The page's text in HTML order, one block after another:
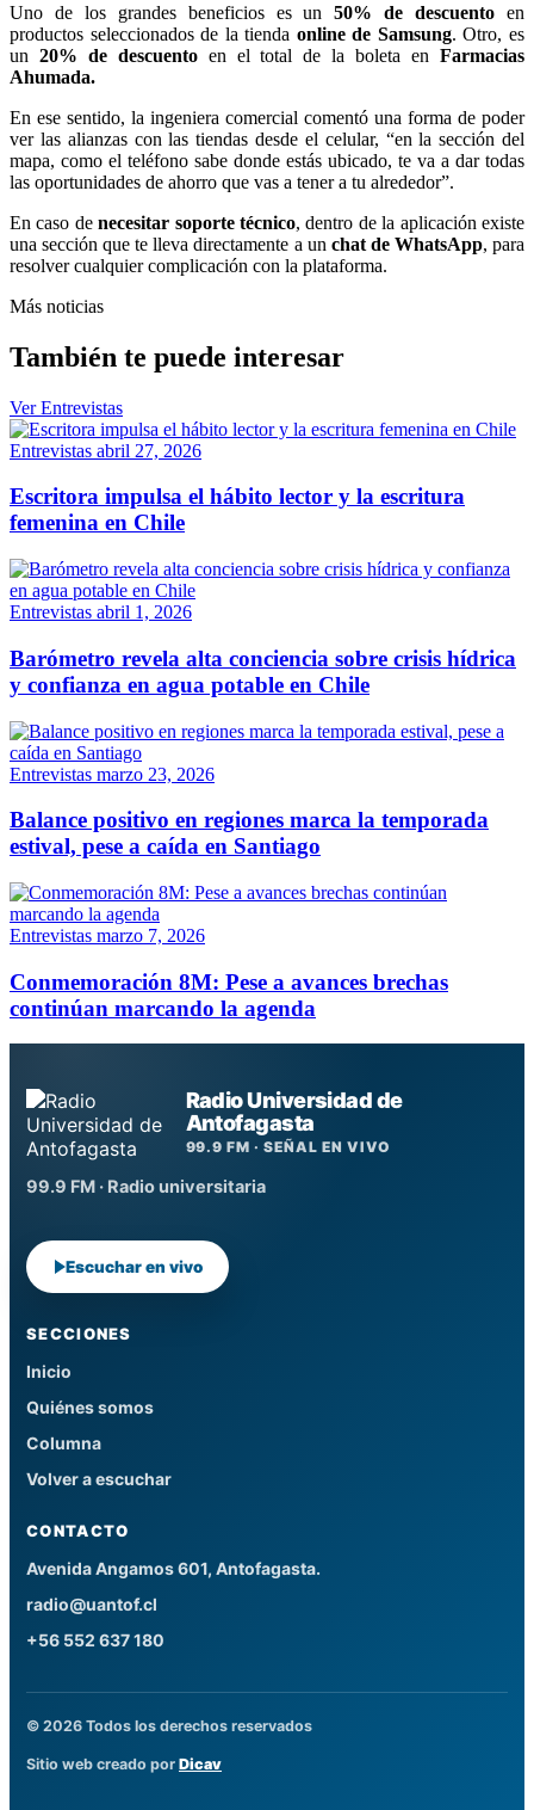
Uno de los grandes beneficios es un50% de descuento en
productos seleccionados de la tienda online de Samsung. Otro, es
un 20% de descuentoen el total de la boleta en Farmacias
Ahumada.
En ese sentido, la ingeniera comercial comentó una forma de poder
ver las alianzas con las tiendas desde el celular, “en la sección del
mapa, como el teléfono sabe donde estás ubicado, te va a dar todas
las oportunidades de ahorro que vas a tener a tu alrededor”.
En caso denecesitar soporte técnico, dentro de la aplicación existe
una sección que te lleva directamente a un chat de WhatsApp, para
resolver cualquier complicación con la plataforma.
Más noticias
También te puede interesar
Ver Entrevistas
Entrevistas abril 27, 2026
Escritora impulsa el hábito lector y la escritura
femenina en Chile
Entrevistas abril 1, 2026
Barómetro revela alta conciencia sobre crisis hídrica
y confianza en agua potable en Chile
Entrevistas marzo 23, 2026
Balance positivo en regiones marca la temporada
estival, pese a caída en Santiago
Entrevistas marzo 7, 2026
Conmemoración 8M: Pese a avances brechas
continúan marcando la agenda
Radio Universidad de
Antofagasta
99.9 FM · SEÑAL EN VIVO
99.9 FM · Radio universitaria
Escuchar en vivo
SECCIONES
Inicio
Quiénes somos
Columna
Volver a escuchar
CONTACTO
Avenida Angamos 601, Antofagasta.
radio@uantof.cl
+56 552 637 180
© 2026 Todos los derechos reservados
Sitio web creado por Dicav